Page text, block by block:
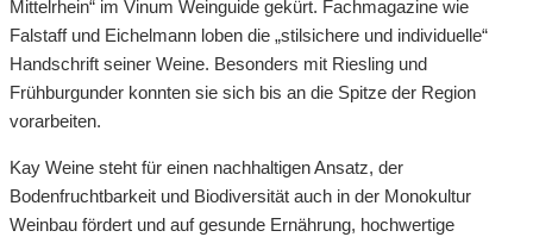
Mittelrhein“ im Vinum Weinguide gekürt. Fachmagazine wie
Falstaff und Eichelmann loben die „stilsichere und individuelle“
Handschrift seiner Weine. Besonders mit Riesling und
Frühburgunder konnten sie sich bis an die Spitze der Region
vorarbeiten.
Kay Weine steht für einen nachhaltigen Ansatz, der
Bodenfruchtbarkeit und Biodiversität auch in der Monokultur
Weinbau fördert und auf gesunde Ernährung, hochwertige